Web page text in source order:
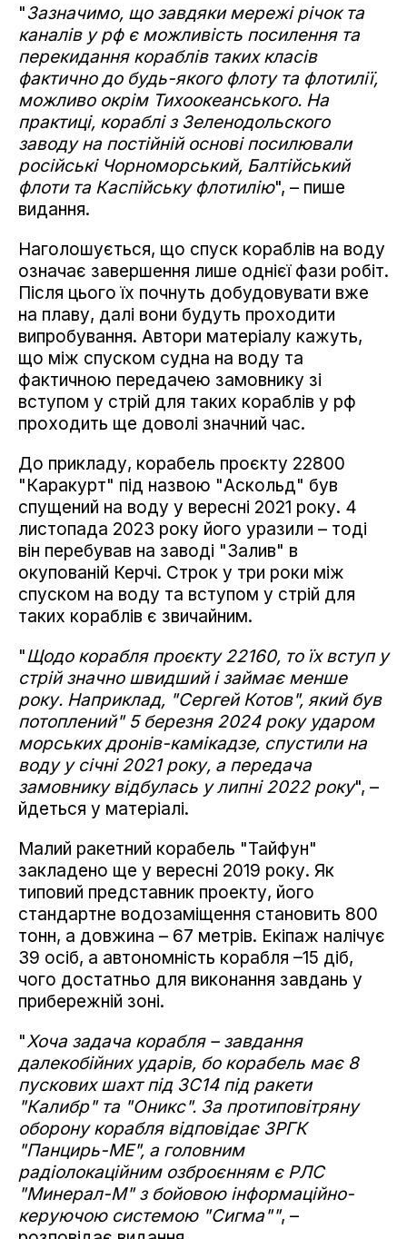
"Зазначимо, що завдяки мережі річок та
каналів у рф є можливість посилення та
перекидання кораблів таких класів
фактично до будь-якого флоту та флотилії,
можливо окрім Тихоокеанського. На
практиці, кораблі з Зеленодольского
заводу на постійній основі посилювали
російські Чорноморський, Балтійський
флоти та Каспійську флотилію", – пише
видання.
Наголошується, що спуск кораблів на воду
означає завершення лише однієї фази робіт.
Після цього їх почнуть добудовувати вже
на плаву, далі вони будуть проходити
випробування. Автори матеріалу кажуть,
що між спуском судна на воду та
фактичною передачею замовнику зі
вступом у стрій для таких кораблів у рф
проходить ще доволі значний час.
До прикладу, корабель проєкту 22800
"Каракурт" під назвою "Аскольд" був
спущений на воду у вересні 2021 року. 4
листопада 2023 року його уразили – тоді
він перебував на заводі "Залив" в
окупованій Керчі. Строк у три роки між
спуском на воду та вступом у стрій для
таких кораблів є звичайним.
"Щодо корабля проєкту 22160, то їх вступ у
стрій значно швидший і займає менше
року. Наприклад, "Сергей Котов", який був
потоплений" 5 березня 2024 року ударом
морських дронів-камікадзе, спустили на
воду у січні 2021 року, а передача
замовнику відбулась у липні 2022 року", –
йдеться у матеріалі.
Малий ракетний корабель "Тайфун"
закладено ще у вересні 2019 року. Як
типовий представник проекту, його
стандартне водозаміщення становить 800
тонн, а довжина – 67 метрів. Екіпаж налічує
39 осіб, а автономність корабля –15 діб,
чого достатньо для виконання завдань у
прибережній зоні.
"Хоча задача корабля – завдання
далекобійних ударів, бо корабель має 8
пускових шахт під 3С14 під ракети
"Калибр" та "Оникс". За протиповітряну
оборону корабля відповідає ЗРГК
"Панцирь-МЕ", а головним
радіолокаційним озброєнням є РЛС
"Минерал-М" з бойовою інформаційно-
керуючою системою "Сигма"", –